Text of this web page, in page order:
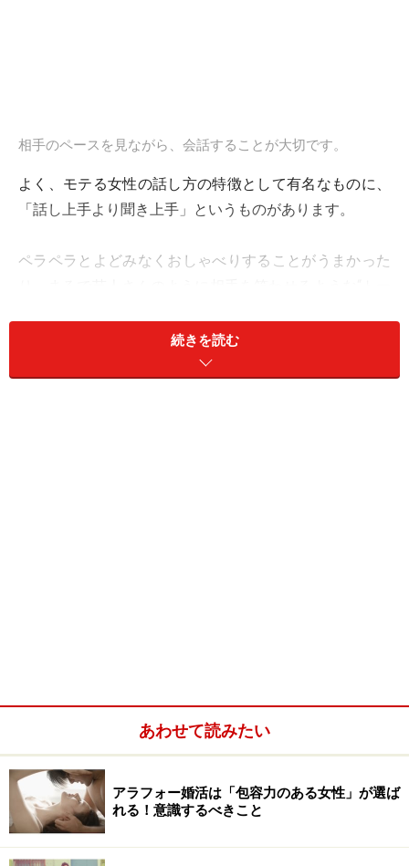
相手のペースを見ながら、会話することが大切です。
よく、モテる女性の話し方の特徴として有名なものに、
「話し上手より聞き上手」というものがあります。
ペラペラとよどみなくおしゃべりすることがうまかった
この「7:3の法則」のすごいところは、どの世代の男性た
続きを読む
あわせて読みたい
アラフォー婚活は「包容力のある女性」が選ば
れる！意識するべきこと